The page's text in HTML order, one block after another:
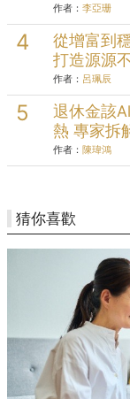
作者： 李亞珊
從增富到
打造源源
作者： 呂珮辰
退休金該
熱 專家拆
作者： 陳瑋鴻
猜你喜歡